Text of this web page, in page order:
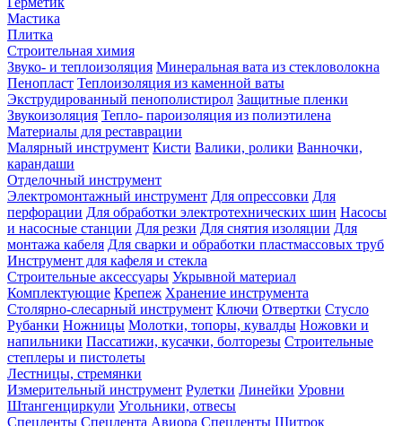
Мастика
Плитка
Строительная химия
Звуко- и теплоизоляция Минеральная вата из стекловолокна
Пенопласт Теплоизоляция из каменной ваты
Экструдированный пенополистирол Защитные пленки
Звукоизоляция Тепло- пароизоляция из полиэтилена
Материалы для реставрации
Малярный инструмент Кисти Валики, ролики Ванночки,
карандаши
Отделочный инструмент
Электромонтажный инструмент Для опрессовки Для
перфорации Для обработки электротехнических шин Насосы
и насосные станции Для резки Для снятия изоляции Для
монтажа кабеля Для сварки и обработки пластмассовых труб
Инструмент для кафеля и стекла
Строительные аксессуары Укрывной материал
Комплектующие Крепеж Хранение инструмента
Столярно-слесарный инструмент Ключи Отвертки Стусло
Рубанки Ножницы Молотки, топоры, кувалды Ножовки и
напильники Пассатижи, кусачки, болторезы Строительные
степлеры и пистолеты
Лестницы, стремянки
Измерительный инструмент Рулетки Линейки Уровни
Штангенциркули Угольники, отвесы
Спецленты Спецлента Авиора Спецленты Шитрок